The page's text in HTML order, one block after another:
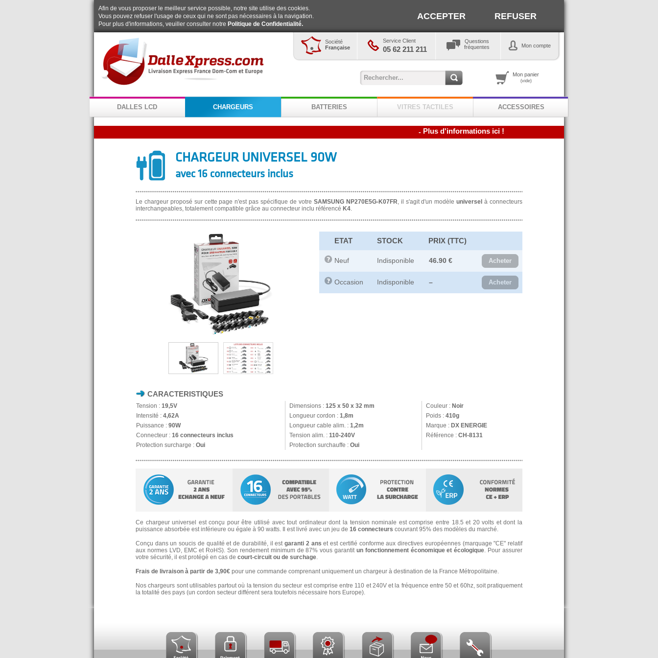
Afin de vous proposer le meilleur service possible, notre site utilise des cookies.
Vous pouvez refuser l'usage de ceux qui ne sont pas nécessaires à la navigation.
Pour plus d'informations, veuiller consulter notre Politique de Confidentialité.
ACCEPTER REFUSER
Société
Française
Service Client
05 62 211 211
Questions
fréquentes
Mon compte
Mon panier
(vide)
DALLES LCD CHARGEURS BATTERIES VITRES TACTILES ACCESSOIRES
- Plus d'informations ici !
CHARGEUR UNIVERSEL 90W
avec 16 connecteurs inclus
Le chargeur proposé sur cette page n'est pas spécifique de votre SAMSUNG NP270E5G-K07FR, il s'agit d'un modèleuniversel à connecteurs
interchangeables, totalement compatible grâce au connecteur inclu référencé K4.
ETAT STOCK PRIX (TTC)
Neuf Indisponible 46.90 € Acheter
Occasion Indisponible – Acheter
CARACTERISTIQUES
Tension : 19,5V Dimensions : 125 x 50 x 32 mm Couleur : Noir
Intensité : 4,62A Longueur cordon : 1,8m Poids : 410g
Puissance : 90W Longueur cable alim. : 1,2m Marque : DX ENERGIE
Connecteur : 16 connecteurs inclus Tension alim. : 110-240V Référence : CH-8131
Protection surcharge : Oui Protection surchauffe : Oui
Ce chargeur universel est conçu pour être utilisé avec tout ordinateur dont la tension nominale est comprise entre 18.5 et 20 volts et dont la
puissance absorbée est inférieure ou égale à 90 watts. Il est livré avec un jeu de 16 connecteurs couvrant 95% des modèles du marché.
Conçu dans un soucis de qualité et de durabilité, il estgaranti 2 ans et est certifié conforme aux directives européennes (marquage "CE" relatif
aux normes LVD, EMC et RoHS). Son rendement minimum de 87% vous garantit un fonctionnement économique et écologique. Pour assurer
votre sécurité, il est protégé en cas de court-circuit ou de surchage.
Frais de livraison à partir de 3,90€ pour une commande comprenant uniquement un chargeur à destination de la France Métropolitaine.
Nos chargeurs sont utilisables partout où la tension du secteur est comprise entre 110 et 240V et la fréquence entre 50 et 60hz, soit pratiquement
la totalité des pays (un cordon secteur différent sera toutefois nécessaire hors Europe).